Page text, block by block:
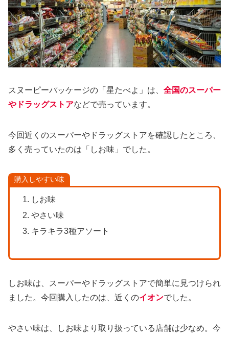
スヌーピーパッケージの「星たべよ」は、 全国のスーパー
やドラッグストアなどで売っています。
今回近くのスーパーやドラッグストアを確認したところ、
多く売っていたのは「しお味」でした。
購入しやすい味
しお味
やさい味
キラキラ3種アソート
しお味は、スーパーやドラッグストアで簡単に見つけられ
ました。今回購入したのは、近くのイオンでした。
やさい味は、しお味より取り扱っている店舗は少なめ。今